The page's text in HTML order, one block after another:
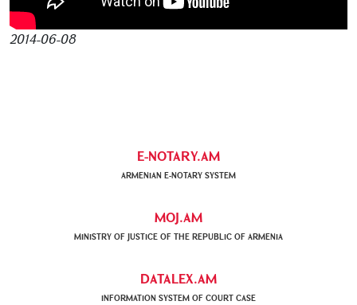
2014-06-08
E-NOTARY.AM
ARMENIAN Е-NOTARY SYSTEM
MOJ.AM
MINISTRY OF JUSTICE OF THE REPUBLIC OF ARMENIA
DATALEX.AM
INFORMATION SYSTEM OF COURT CASE